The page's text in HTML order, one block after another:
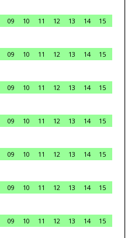
09 10 11 12 13 14
15
09 10 11 12 13 14
15
09 10 11 12 13 14
15
09 10 11 12 13 14
15
09 10 11 12 13 14
15
09 10 11 12 13 14
15
09 10 11 12 13 14
15